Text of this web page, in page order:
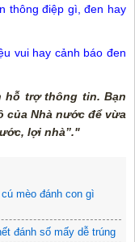
thông điệp gì, đen hay
vui hay cảnh báo đen
hỗ trợ thông tin. Bạn
của Nhà nước để vừa
lợi nhà”."
mèo đánh con gì
đánh số mấy dễ trúng